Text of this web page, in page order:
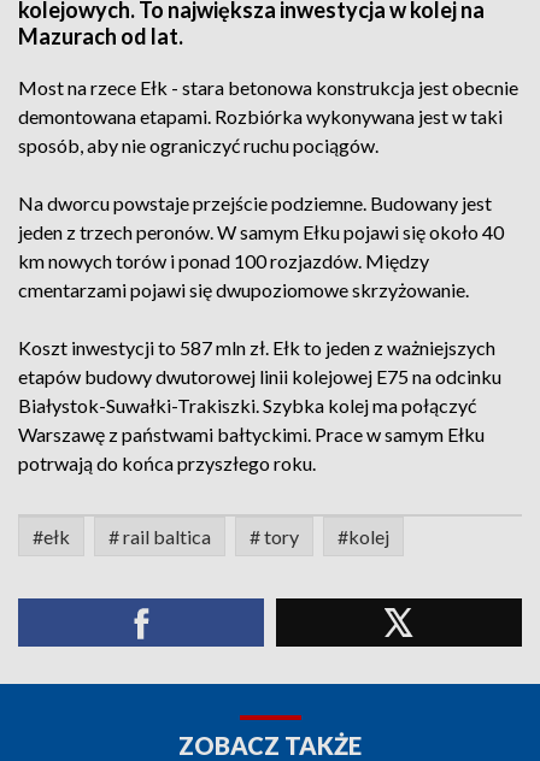
kolejowych. To największa inwestycja w kolej na
Mazurach od lat.
Most na rzece Ełk - stara betonowa konstrukcja jest obecnie
demontowana etapami. Rozbiórka wykonywana jest w taki
sposób, aby nie ograniczyć ruchu pociągów.
Na dworcu powstaje przejście podziemne. Budowany jest
jeden z trzech peronów. W samym Ełku pojawi się około 40
km nowych torów i ponad 100 rozjazdów. Między
cmentarzami pojawi się dwupoziomowe skrzyżowanie.
Koszt inwestycji to 587 mln zł. Ełk to jeden z ważniejszych
etapów budowy dwutorowej linii kolejowej E75 na odcinku
Białystok-Suwałki-Trakiszki. Szybka kolej ma połączyć
Warszawę z państwami bałtyckimi. Prace w samym Ełku
potrwają do końca przyszłego roku.
#ełk # rail baltica # tory #kolej
ZOBACZ TAKŻE